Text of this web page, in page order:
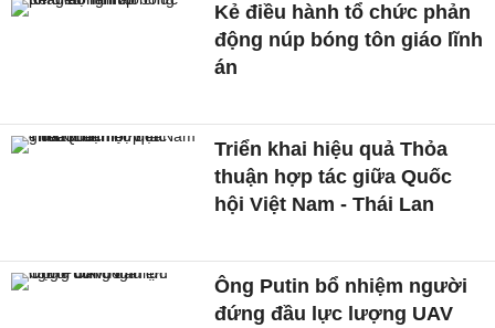
Kẻ điều hành tổ chức phản
động núp bóng tôn giáo lĩnh
án
Triển khai hiệu quả Thỏa
thuận hợp tác giữa Quốc
hội Việt Nam - Thái Lan
Ông Putin bổ nhiệm người
đứng đầu lực lượng UAV